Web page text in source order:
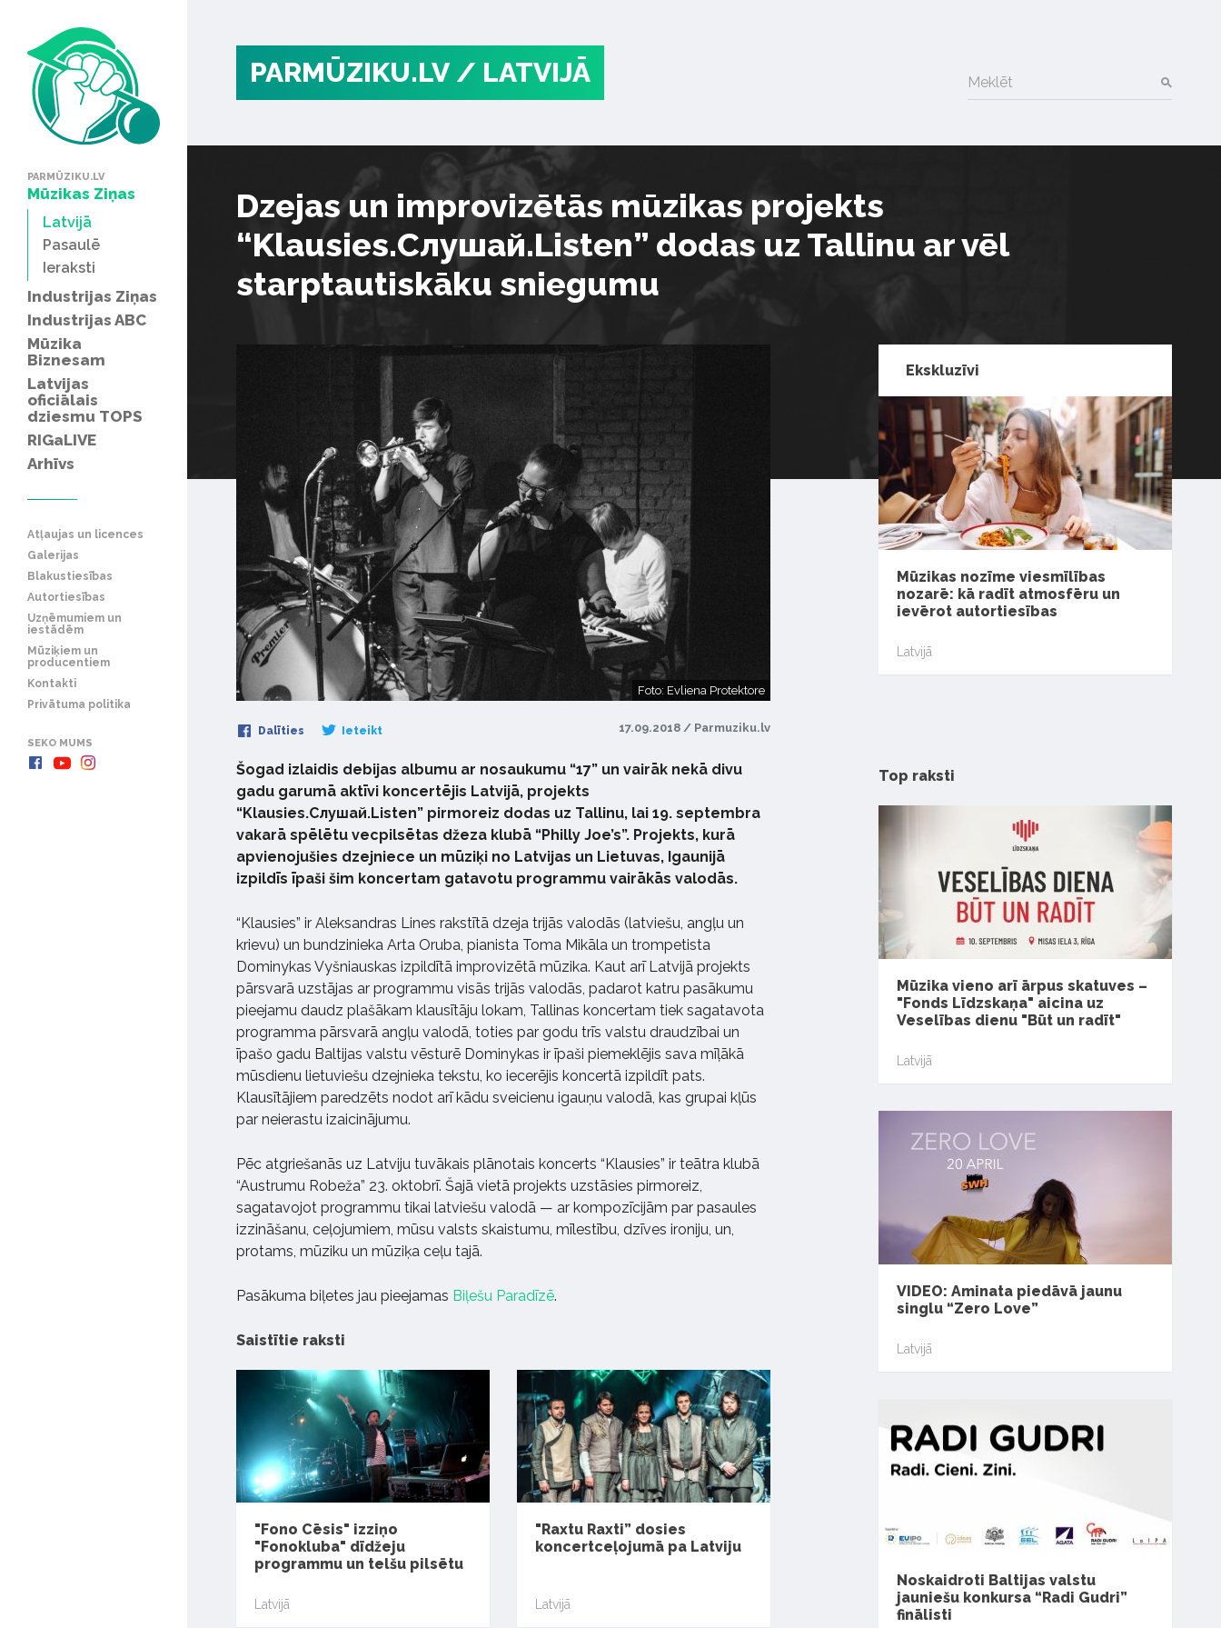
PARMŪZIKU.LV
Mūzikas Ziņas
Latvijā
Pasaulē
Ieraksti
Industrijas Ziņas
Industrijas ABC
Mūzika
Biznesam
Latvijas
oficiālais
dziesmu TOPS
RIGaLIVE
Arhīvs
Atļaujas un licences
Galerijas
Blakustiesības
Autortiesības
Uzņēmumiem un
iestādēm
Mūziķiem un
producentiem
Kontakti
Privātuma politika
SEKO MUMS
PARMŪZIKU.LV / LATVIJĀ Meklēt
Dzejas un improvizētās mūzikas projekts
“Klausies.Слушай.Listen” dodas uz Tallinu ar vēl
starptautiskāku sniegumu
Foto: Evliena Protektore
Dalīties Ieteikt 17.09.2018 / Parmuziku.lv
Šogad izlaidis debijas albumu ar nosaukumu “17” un vairāk nekā divu
gadu garumā aktīvi koncertējis Latvijā, projekts
“Klausies.Слушай.Listen” pirmoreiz dodas uz Tallinu, lai 19. septembra
vakarā spēlētu vecpilsētas džeza klubā “Philly Joe’s”. Projekts, kurā
apvienojušies dzejniece un mūziķi no Latvijas un Lietuvas, Igaunijā
izpildīs īpaši šim koncertam gatavotu programmu vairākās valodās.
“Klausies” ir Aleksandras Lines rakstītā dzeja trijās valodās (latviešu, angļu un
krievu) un bundzinieka Arta Oruba, pianista Toma Mikāla un trompetista
Dominykas Vyšniauskas izpildītā improvizētā mūzika. Kaut arī Latvijā projekts
pārsvarā uzstājas ar programmu visās trijās valodās, padarot katru pasākumu
pieejamu daudz plašākam klausītāju lokam, Tallinas koncertam tiek sagatavota
programma pārsvarā angļu valodā, toties par godu trīs valstu draudzībai un
īpašo gadu Baltijas valstu vēsturē Dominykas ir īpaši piemeklējis sava mīļākā
mūsdienu lietuviešu dzejnieka tekstu, ko iecerējis koncertā izpildīt pats.
Klausītājiem paredzēts nodot arī kādu sveicienu igauņu valodā, kas grupai kļūs
par neierastu izaicinājumu.
Pēc atgriešanās uz Latviju tuvākais plānotais koncerts “Klausies” ir teātra klubā
“Austrumu Robeža” 23. oktobrī. Šajā vietā projekts uzstāsies pirmoreiz,
sagatavojot programmu tikai latviešu valodā — ar kompozīcijām par pasaules
izzināšanu, ceļojumiem, mūsu valsts skaistumu, mīlestību, dzīves ironiju, un,
protams, mūziku un mūziķa ceļu tajā.
Pasākuma biļetes jau pieejamas Biļešu Paradīzē.
Saistītie raksti
"Fono Cēsis" izziņo
"Fonokluba" dīdžeju
programmu un telšu pilsētu
Latvijā
"Raxtu Raxti” dosies
koncertceļojumā pa Latviju
Latvijā
Ekskluzīvi
Mūzikas nozīme viesmīlības
nozarē: kā radīt atmosfēru un
ievērot autortiesības
Latvijā
Top raksti
Mūzika vieno arī ārpus skatuves –
"Fonds Līdzskaņa" aicina uz
Veselības dienu "Būt un radīt"
Latvijā
VIDEO: Aminata piedāvā jaunu
singlu “Zero Love”
Latvijā
Noskaidroti Baltijas valstu
jauniešu konkursa “Radi Gudri”
finālisti